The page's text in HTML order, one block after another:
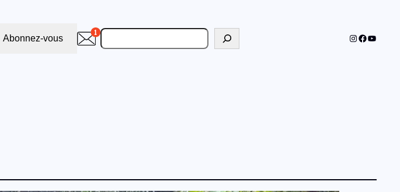
Abonnez-vous Rechercher Instagram